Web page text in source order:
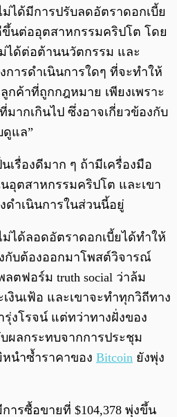
ได้มีการปรับลดอัตราดอกเบี้ย
นต่ออุตสาหกรรมคริปโต โดย
ม่ได้ต่อต้านนวัตกรรม และ
ารดำเนินการใดๆ ที่จะทำให้
กค้าที่ถูกกฎหมาย เพียงเพราะ
มากเกินไป ซึ่งอาจเกี่ยวข้องกับ
ดูแล”
เรื่องดีมาก ๆ ถ้ามีเครื่องมือ
อุตสาหกรรมคริปโต และเขา
ดำเนินการในส่วนนี้อยู่
ได้ลอดอัตราดอกเบี้ยได้ทำให้
กับต้องออกมาโพสต์วิจารณ์
ตฟอร์ม truth social ว่าล้ม
งินเฟ้อ และเขาจะทำทุกวิถีทาง
งโรจน์ แต่ทว่าทางฝั่งของ
ผลกระทบจากการประชุม
นำซ้ำราคาของ Bitcoin ยังพุ่ง
ารซื้อขายที่ $104,378 พุ่งขึ้น